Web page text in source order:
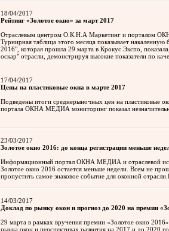
18/04/2017
Рейтинг «Золотое окно» за март 2017
Отраслевым центром О.К.Н.А Маркетинг и порталом
Турнирная таблица этого месяца показывает
2016", которая прошла 29 марта в Крокус Экспо,
оскар" отрасли, демонстрируя высокие показатели по
17/04/2017
Цены на пластиковые окна в марте 2017
Подведены итоги среднерыночных цен на пластиковые
портала ОКНА МЕДИА мониторинг показал
23/03/2017
Золотое окно 2016: до конца регистрации меньше
Информационный портал ОКНА МЕДИА и отраслевой
Золотое окно 2016 остается меньше недели. Всем не
пропустить самое знаковое событие для оконной отрасли.
14/03/2017
Доклад по рынку окон и прогноз до 2020 на премии
29 марта в рамках вручения премии «Золотое окно
рынка окон и перспективах развития на 2017 и до 2020